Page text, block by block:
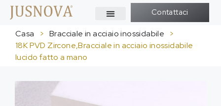
Contattaci
Casa > Bracciale in acciaio inossidabile
>
18K PVD Zircone,Bracciale in acciaio inossidabile
lucido fatto a mano